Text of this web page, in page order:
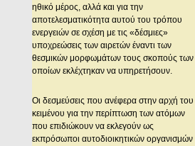
ηθικό μέρος, αλλά και για την
αποτελεσματικότητα αυτού του τρόπου
ενεργειών σε σχέση με τις «δέσμιες»
υποχρεώσεις των αιρετών έναντι των
θεσμικών μορφωμάτων τους σκοπούς των
οποίων εκλέχτηκαν να υπηρετήσουν.
Οι δεσμεύσεις που ανέφερα στην αρχή του
κειμένου για την περίπτωση των ατόμων
που επιδιώκουν να εκλεγούν ως
εκπρόσωποι αυτοδιοικητικών οργανισμών